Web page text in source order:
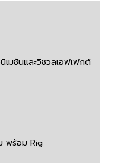
เมชันและวิชวลเอฟเฟกต์
พร้อม Rig